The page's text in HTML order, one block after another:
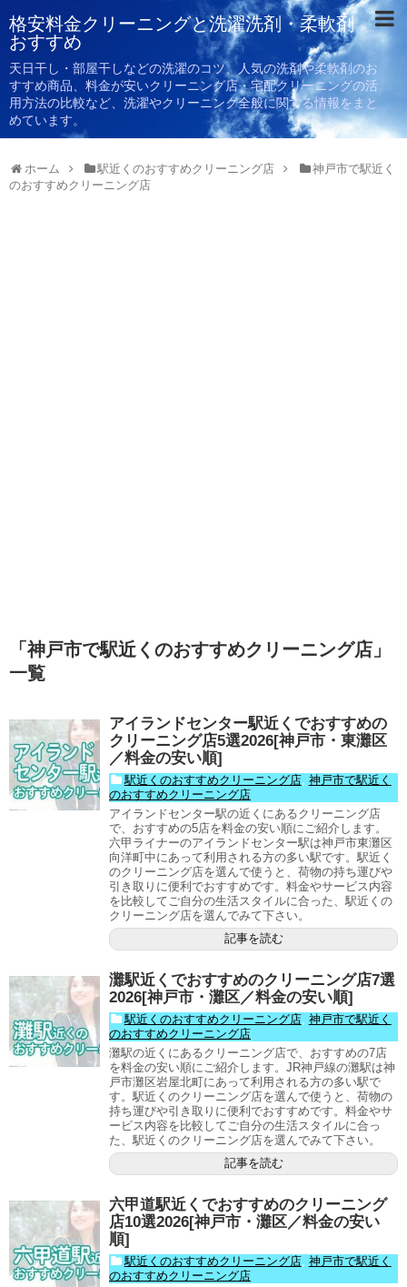
格安料金クリーニングと洗濯洗剤・柔軟剤
おすすめ
天日干し・部屋干しなどの洗濯のコツ、人気の洗剤や柔軟剤のお
すすめ商品、料金が安いクリーニング店・宅配クリーニングの活
用方法の比較など、洗濯やクリーニング全般に関する情報をまと
めています。
ホーム 駅近くのおすすめクリーニング店
神戸市で駅近く
のおすすめクリーニング店
「神戸市で駅近くのおすすめクリーニング店 」
一覧
アイランドセンター駅近くでおすすめの
クリーニング店5選2026[神戸市・東灘区
／料金の安い順]
駅近くのおすすめクリーニング店, 神戸市で駅近く
のおすすめクリーニング店
アイランドセンター駅の近くにあるクリーニング店
で、おすすめの5店を料金の安い順にご紹介します。
六甲ライナーのアイランドセンター駅は神戸市東灘区
向洋町中にあって利用される方の多い駅です。駅近く
のクリーニング店を選んで使うと、荷物の持ち運びや
引き取りに便利でおすすめです。料金やサービス内容
を比較してご自分の生活スタイルに合った、駅近くの
クリーニング店を選んでみて下さい。
記事を読む
灘駅近くでおすすめのクリーニング店7選
2026[神戸市・灘区／料金の安い順]
駅近くのおすすめクリーニング店, 神戸市で駅近く
のおすすめクリーニング店
灘駅の近くにあるクリーニング店で、おすすめの7店
を料金の安い順にご紹介します。JR神戸線の灘駅は神
戸市灘区岩屋北町にあって利用される方の多い駅で
す。駅近くのクリーニング店を選んで使うと、荷物の
持ち運びや引き取りに便利でおすすめです。料金やサ
ービス内容を比較してご自分の生活スタイルに合っ
た、駅近くのクリーニング店を選んでみて下さい。
記事を読む
六甲道駅近くでおすすめのクリーニング
店10選2026[神戸市・灘区／料金の安い
順]
駅近くのおすすめクリーニング店, 神戸市で駅近く
のおすすめクリーニング店